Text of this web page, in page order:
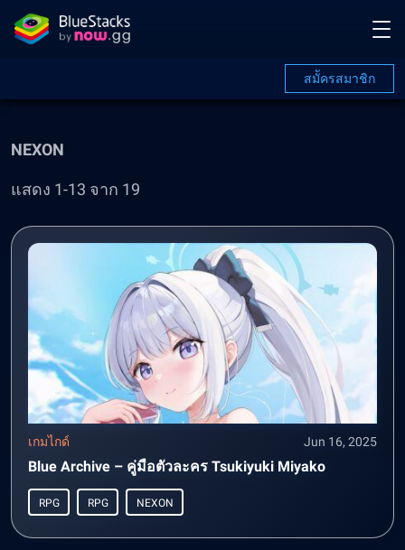
สมััครสมาชิก
NEXON
แสดง 1-13 จาก 19
เกมไกด์ Jun 16, 2025
Blue Archive – คู่มือตัวละคร Tsukiyuki Miyako
RPG RPG NEXON